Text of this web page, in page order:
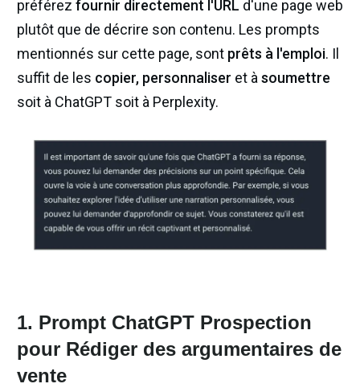
préférez fournir directement l'URL d'une page web
plutôt que de décrire son contenu. Les prompts
mentionnés sur cette page, sont prêts à l'emploi. Il
suffit de les copier, personnaliser et à soumettre
soit à ChatGPT soit à Perplexity.
1. Prompt ChatGPT Prospection
pour Rédiger des argumentaires de
vente